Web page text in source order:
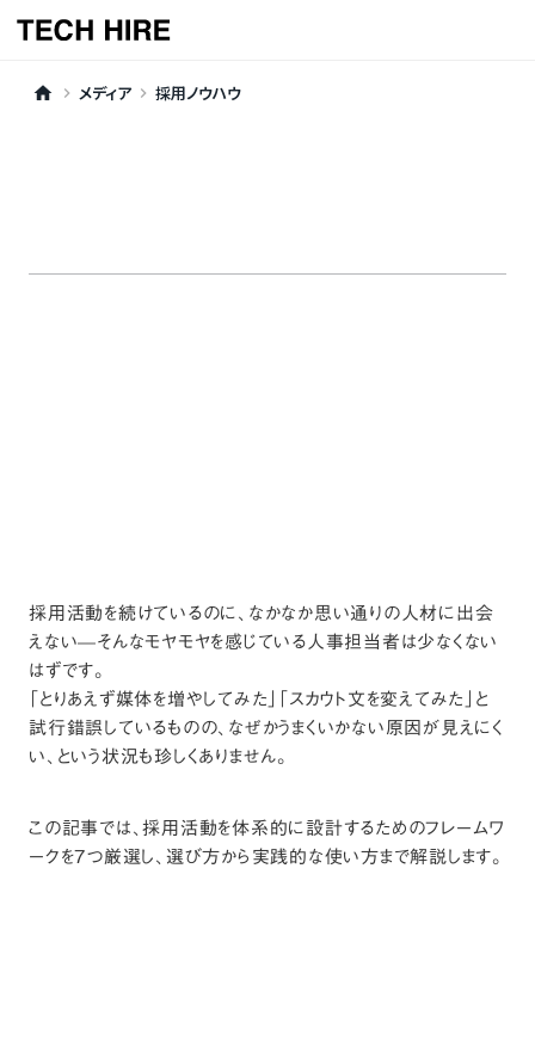
home keyboard_arrow_right メディア keyboard_arrow_right 採用ノウハウ
採用活動を続けているのに、なかなか思い通りの人材に出会
えない—そんなモヤモヤを感じている人事担当者は少なくない
はずです。
「とりあえず媒体を増やしてみた」「スカウト文を変えてみた」と
試行錯誤しているものの、なぜかうまくいかない原因が見えにく
い、という状況も珍しくありません。
この記事では、採用活動を体系的に設計するためのフレームワ
ークを7つ厳選し、選び方から実践的な使い方まで解説します。